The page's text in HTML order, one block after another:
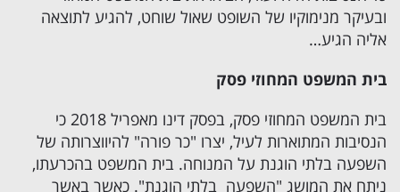
ובעיקר מנימוקיו של השופט שאול שוחט, להגיע לתוצאה
אליה הגיע…
בית המשפט המחוזי פסק
בית המשפט המחוזי פסק, בפסק דינו מאפריל 2018 כי
הנסיבות המתוארות לעיל, יצרו "כר פורה" להיווצרותה של
השפעה בלתי הוגנת על המנוחה. בית המשפט בהכרעתו,
ניתח את המושג "השפעה בלתי הוגנת". כאשר באשר